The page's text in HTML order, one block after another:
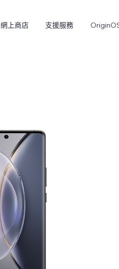
網上商店 支援服務
V60 Lite 5G